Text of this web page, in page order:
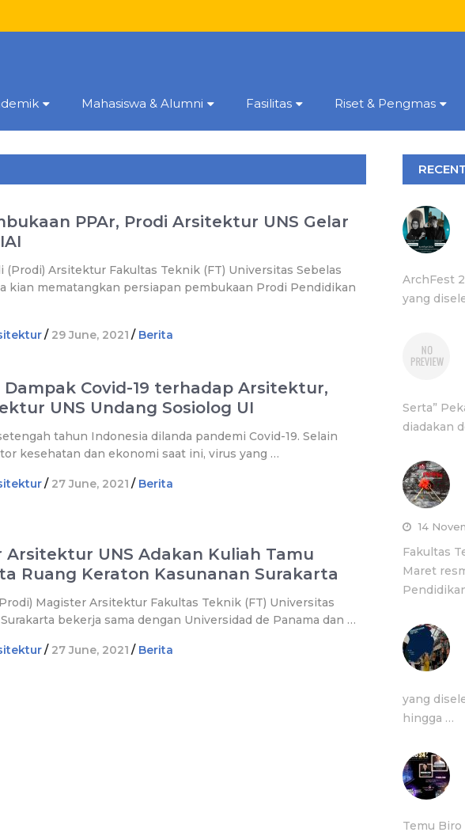
Mahasiswa & Alumni Fasilitas Riset & Pengmas
PPAr, Prodi Arsitektur UNS Gelar
(Prodi) Arsitektur Fakultas Teknik (FT) Universitas Sebelas
kian mematangkan persiapan pembukaan Prodi Pendidikan
/ 29 June, 2021 / Berita
Dampak Covid-19 terhadap Arsitektur,
UNS Undang Sosiolog UI
tahun Indonesia dilanda pandemi Covid-19. Selain
kesehatan dan ekonomi saat ini, virus yang …
/ 27 June, 2021 / Berita
Arsitektur UNS Adakan Kuliah Tamu
Ruang Keraton Kasunanan Surakarta
Magister Arsitektur Fakultas Teknik (FT) Universitas
bekerja sama dengan Universidad de Panama dan …
/ 27 June, 2021 / Berita
ArchFest
yang
Serta”
diadakan
14
Fakultas
Maret
yang
hingga …
Temu